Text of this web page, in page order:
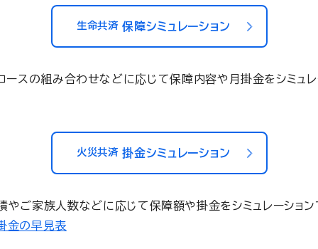
生命共済保障シミュレーション
ースの組み合わせなどに応じて保障内容や月掛金をシミュレ
火災共済掛金シミュレーション
やご家族人数などに応じて保障額や掛金をシミュレーション
金の早見表